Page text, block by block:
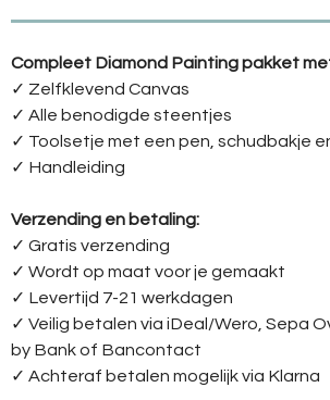
Compleet Diamond Painting pakket
✓ Zelfklevend Canvas
✓ Alle benodigde steentjes
✓ Toolsetje met een pen, schudbakje
✓ Handleiding
Verzending en betaling:
✓ Gratis verzending
✓ Wordt op maat voor je gemaakt
✓ Levertijd 7-21 werkdagen
✓ Veilig betalen via iDeal/Wero, Sepa
by Bank of Bancontact
✓ Achteraf betalen mogelijk via Klarna